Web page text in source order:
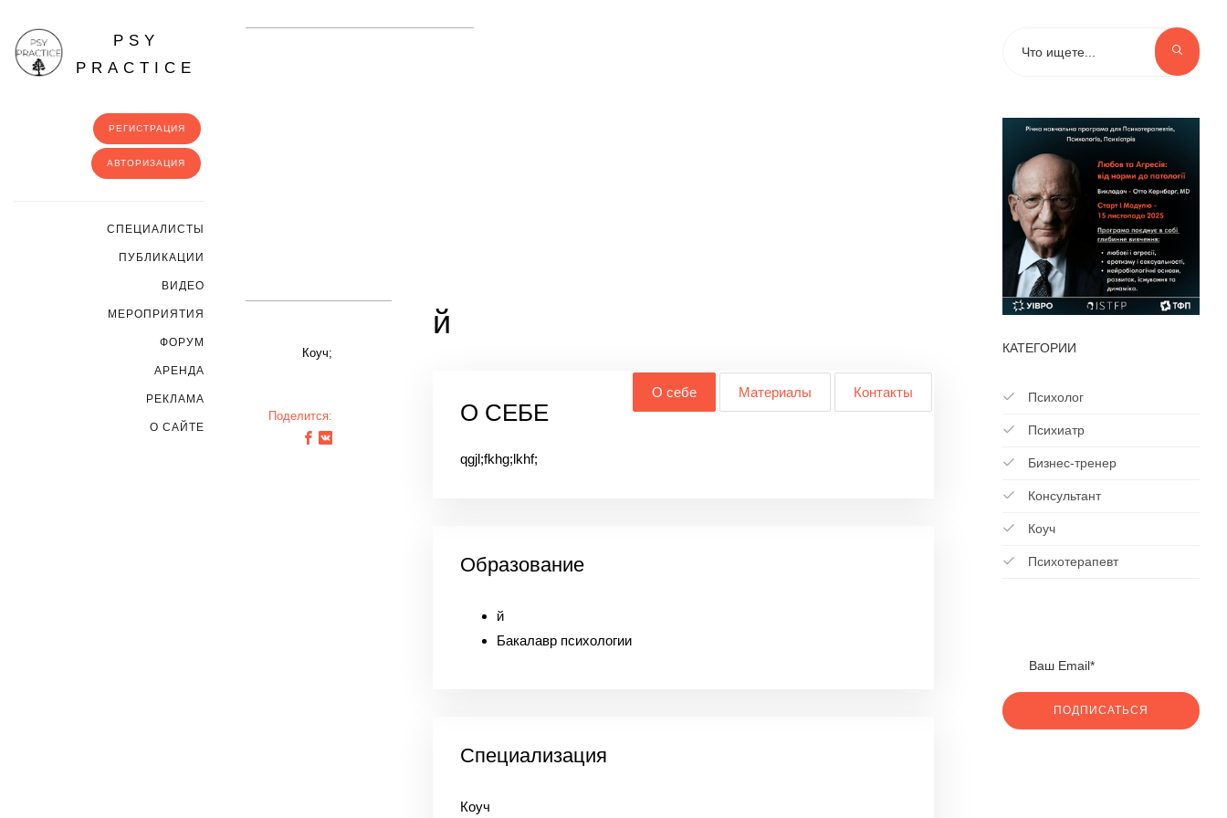
PSY
PRACTICE
РЕГИСТРАЦИЯ
АВТОРИЗАЦИЯ
CПЕЦИАЛИСТЫ
ПУБЛИКАЦИИ
ВИДЕО
МЕРОПРИЯТИЯ
ФОРУМ
АРЕНДА
РЕКЛАМА
О САЙТЕ
Коуч;
Поделится:
й
О себе Материалы Контакты
О СЕБЕ
qgjl;fkhg;lkhf;
Образование
й
Бакалавр психологии
Специализация
Коуч
КАТЕГОРИИ
Психолог
Психиатр
Бизнес-тренер
Консультант
Коуч
Психотерапевт
ПОДПИСАТЬСЯ